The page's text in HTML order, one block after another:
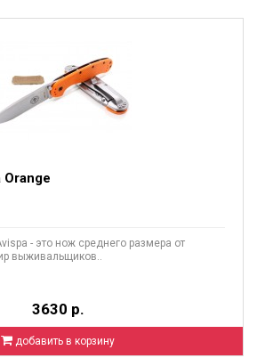
Orange
- это нож среднего размера от
выживальщиков..
3630 р.
добавить в корзину